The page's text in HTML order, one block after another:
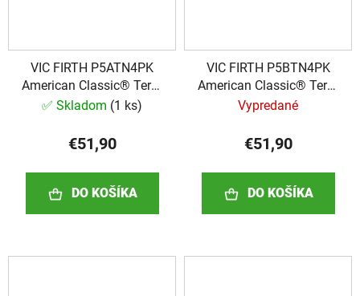
VIC FIRTH P5ATN4PK
American Classic® Terra
Series 4pr Value Pack
✅ Skladom (1 ks)
€51,90
DO KOŠÍKA
VIC FIRTH P5BTN4PK
American Classic® Terra
Series 4pr Value Pack
Vypredané
€51,90
DO KOŠÍKA